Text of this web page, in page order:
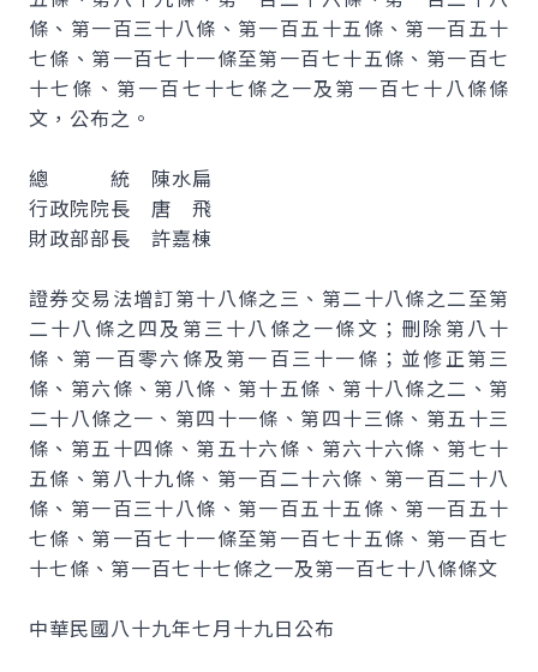
條、第一百三十八條、第一百五十五條、第一百五十
七條、第一百七十一條至第一百七十五條、第一百七
十七條、第一百七十七條之一及第一百七十八條條
文，公布之。
總 統 陳水扁
行政院院長 唐 飛
財政部部長 許嘉棟
證券交易法增訂第十八條之三、第二十八條之二至第
二十八條之四及第三十八條之一條文；刪除第八十
條、第一百零六條及第一百三十一條；並修正第三
條、第六條、第八條、第十五條、第十八條之二、第
二十八條之一、第四十一條、第四十三條、第五十三
條、第五十四條、第五十六條、第六十六條、第七十
五條、第八十九條、第一百二十六條、第一百二十八
條、第一百三十八條、第一百五十五條、第一百五十
七條、第一百七十一條至第一百七十五條、第一百七
十七條、第一百七十七條之一及第一百七十八條條文
中華民國八十九年七月十九日公布